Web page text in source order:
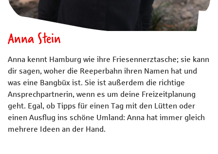
Anna Stein
Anna kennt Hamburg wie ihre Friesennerztasche; sie kann
dir sagen, woher die Reeperbahn ihren Namen hat und
was eine Bangbüx ist. Sie ist außerdem die richtige
Ansprechpartnerin, wenn es um deine Freizeitplanung
geht. Egal, ob Tipps für einen Tag mit den Lütten oder
einen Ausflug ins schöne Umland: Anna hat immer gleich
mehrere Ideen an der Hand.